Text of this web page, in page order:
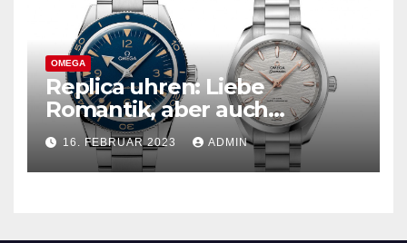
OMEGA
Replica uhren: Liebe
Romantik, aber auch
praktisch, empfohlen für den
täglichen Gebrauch
16. FEBRUAR 2023 ADMIN